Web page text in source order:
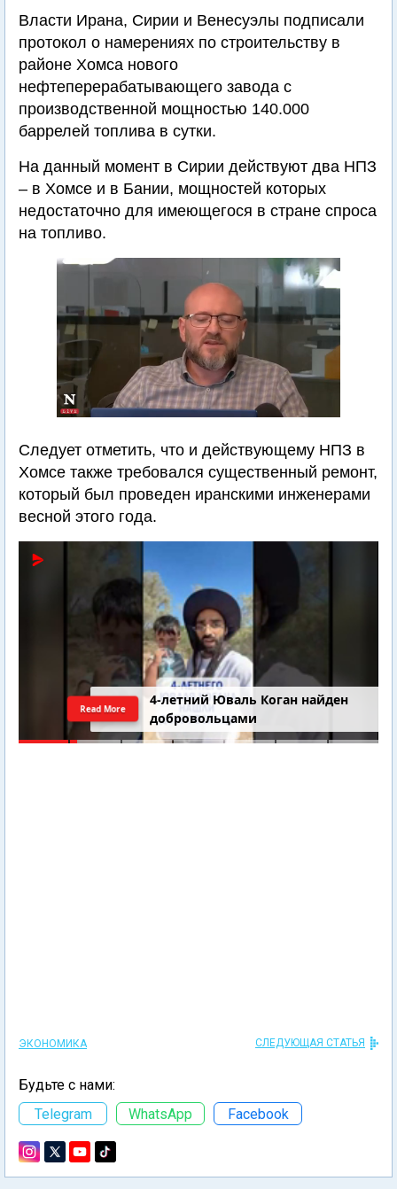
Власти Ирана, Сирии и Венесуэлы подписали
протокол о намерениях по строительству в
районе Хомса нового
нефтеперерабатывающего завода с
производственной мощностью 140.000
баррелей топлива в сутки.
На данный момент в Сирии действуют два НПЗ
– в Хомсе и в Бании, мощностей которых
недостаточно для имеющегося в стране спроса
на топливо.
Следует отметить, что и действующему НПЗ в
Хомсе также требовался существенный ремонт,
который был проведен иранскими инженерами
весной этого года.
4-летний Юваль Коган найден
добровольцами
Read More
ЭКОНОМИКА СЛЕДУЮЩАЯ СТАТЬЯ
Будьте с нами:
Telegram
WhatsApp Facebook